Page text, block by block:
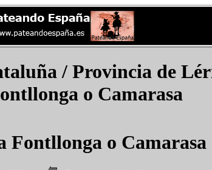
/ Provincia de
o Camarasa
Fontllonga o Camarasa